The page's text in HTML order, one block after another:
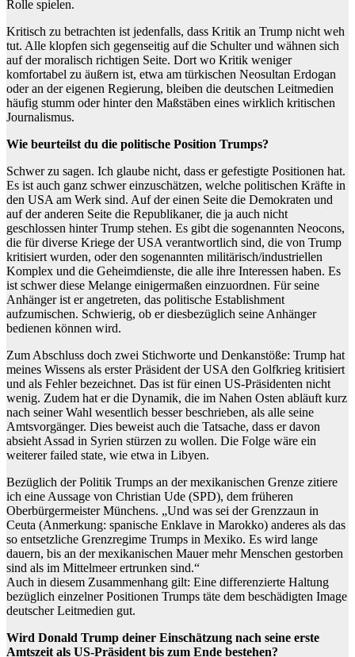
Rolle spielen.
Kritisch zu betrachten ist jedenfalls, dass Kritik an Trump nicht weh
tut. Alle klopfen sich gegenseitig auf die Schulter und wähnen sich
auf der moralisch richtigen Seite. Dort wo Kritik weniger
komfortabel zu äußern ist, etwa am türkischen Neosultan Erdogan
oder an der eigenen Regierung, bleiben die deutschen Leitmedien
häufig stumm oder hinter den Maßstäben eines wirklich kritischen
Journalismus.
Wie beurteilst du die politische Position Trumps?
Schwer zu sagen. Ich glaube nicht, dass er gefestigte Positionen hat.
Es ist auch ganz schwer einzuschätzen, welche politischen Kräfte in
den USA am Werk sind. Auf der einen Seite die Demokraten und
auf der anderen Seite die Republikaner, die ja auch nicht
geschlossen hinter Trump stehen. Es gibt die sogenannten Neocons,
die für diverse Kriege der USA verantwortlich sind, die von Trump
kritisiert wurden, oder den sogenannten militärisch/industriellen
Komplex und die Geheimdienste, die alle ihre Interessen haben. Es
ist schwer diese Melange einigermaßen einzuordnen. Für seine
Anhänger ist er angetreten, das politische Establishment
aufzumischen. Schwierig, ob er diesbezüglich seine Anhänger
bedienen können wird.
Zum Abschluss doch zwei Stichworte und Denkanstöße: Trump hat
meines Wissens als erster Präsident der USA den Golfkrieg kritisiert
und als Fehler bezeichnet. Das ist für einen US-Präsidenten nicht
wenig. Zudem hat er die Dynamik, die im Nahen Osten abläuft kurz
nach seiner Wahl wesentlich besser beschrieben, als alle seine
Amtsvorgänger. Dies beweist auch die Tatsache, dass er davon
absieht Assad in Syrien stürzen zu wollen. Die Folge wäre ein
weiterer failed state, wie etwa in Libyen.
Bezüglich der Politik Trumps an der mexikanischen Grenze zitiere
ich eine Aussage von Christian Ude (SPD), dem früheren
Oberbürgermeister Münchens. „Und was sei der Grenzzaun in
Ceuta (Anmerkung: spanische Enklave in Marokko) anderes als das
so entsetzliche Grenzregime Trumps in Mexiko. Es wird lange
dauern, bis an der mexikanischen Mauer mehr Menschen gestorben
sind als im Mittelmeer ertrunken sind.“
Auch in diesem Zusammenhang gilt: Eine differenzierte Haltung
bezüglich einzelner Positionen Trumps täte dem beschädigten Image
deutscher Leitmedien gut.
Wird Donald Trump deiner Einschätzung nach seine erste
Amtszeit als US-Präsident bis zum Ende bestehen?